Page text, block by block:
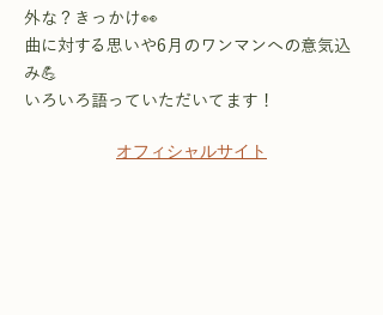
外な？きっかけ👀
曲に対する思いや6月のワンマンへの意気込
み💪
いろいろ語っていただいてます！
オフィシャルサイト